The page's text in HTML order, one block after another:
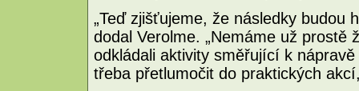
„Teď zjišťujeme, že následky budou
dodal Verolme. „Nemáme už prostě
odkládali aktivity směřující k
třeba přetlumočit do praktických